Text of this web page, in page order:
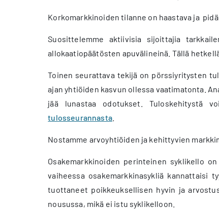
Korkomarkkinoiden tilanne on haastava ja
Suosittelemme aktiivisia sijoittajia
allokaatiopäätösten apuvälineinä. Tällä
Toinen seurattava tekijä on pörssiyritysten
ajan yhtiöiden kasvun ollessa vaatimatonta.
jää lunastaa odotukset. Tuloskehitystä
tulosseurannasta.
Nostamme arvoyhtiöiden ja kehittyvien
Osakemarkkinoiden perinteinen syklikello
vaiheessa osakemarkkinasykliä
tuottaneet poikkeuksellisen hyvin ja
nousussa, mikä ei istu syklikelloon.